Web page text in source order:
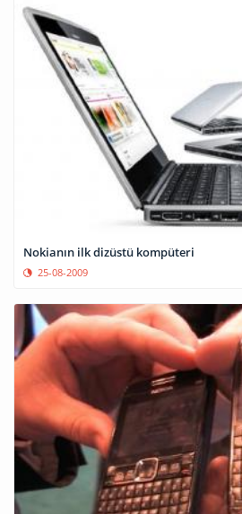
Nokianın ilk dizüstü kompüteri
25-08-2009